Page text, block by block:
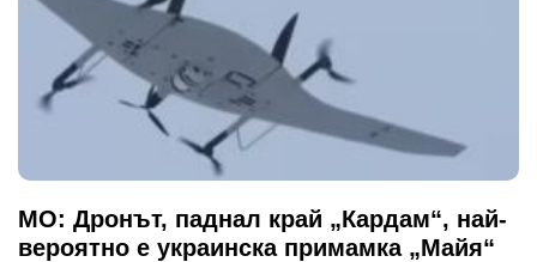
МО: Дронът, паднал край „Кардам“, най-
вероятно е украинска примамка „Майя“